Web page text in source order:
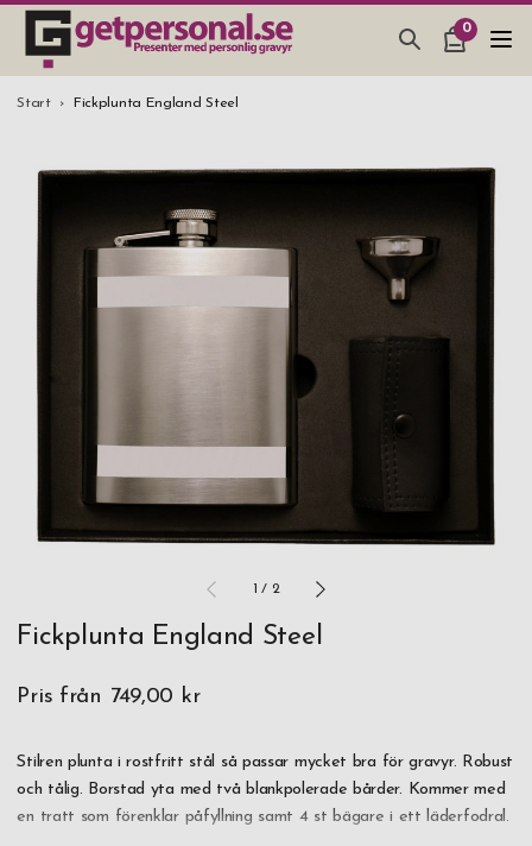
0
PRESENTER & PRYLAR
PRESENTTIPS
BRÖLLOPSPRESENT 2026
Start Fickplunta England Steel
1 / 2
Fickplunta England Steel
Pris från 749,00 kr
Stilren plunta i rostfritt stål så passar mycket bra för gravyr. Robust
och tålig. Borstad yta med två blankpolerade bårder. Kommer med
en tratt som förenklar påfyllning samt 4 st bägare i ett läderfodral.